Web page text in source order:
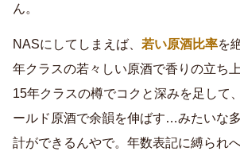
ん。
NASにしてしまえば、 若い原酒比率を
年クラスの若々しい原酒で香りの立ち
15年クラスの樽でコクと深みを足して
ールド原酒で余韻を伸ばす…みたいな
計ができるんやで。年数表記に縛られ